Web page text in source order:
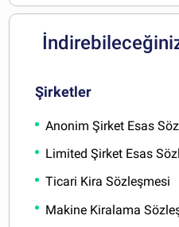
Şirketler
Anonim Şirket Esas
Limited Şirket Esas
Ticari Kira Sözleşmesi
Makine Kiralama